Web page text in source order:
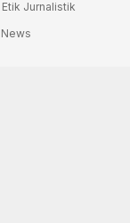
Jurnalistik